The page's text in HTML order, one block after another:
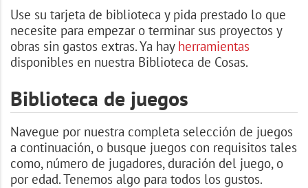
Use su tarjeta de biblioteca y pida prestado lo que
necesite para empezar o terminar sus proyectos y
obras sin gastos extras. Ya hay herramientas
disponibles en nuestra Biblioteca de Cosas.
Biblioteca de juegos
Navegue por nuestra completa selección de juegos
a continuación, o busque juegos con requisitos tales
como, número de jugadores, duración del juego, o
por edad. Tenemos algo para todos los gustos.